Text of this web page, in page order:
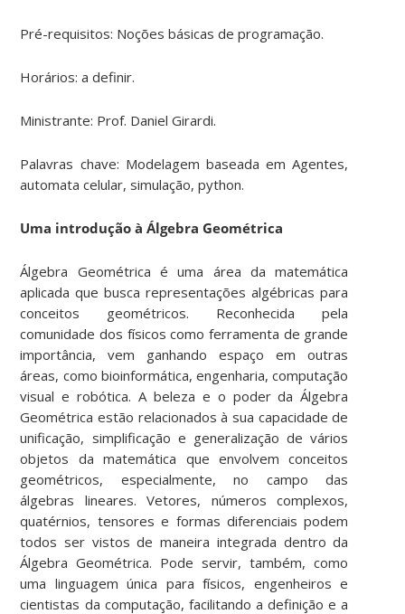
Pré-requisitos: Noções básicas de programação.
Horários: a definir.
Ministrante: Prof. Daniel Girardi.
Palavras chave: Modelagem baseada em Agentes,
automata celular, simulação, python.
Uma introdução à Álgebra Geométrica
Álgebra Geométrica é uma área da matemática
aplicada que busca representações algébricas para
conceitos geométricos. Reconhecida pela
comunidade dos físicos como ferramenta de grande
importância, vem ganhando espaço em outras
áreas, como bioinformática, engenharia, computação
visual e robótica. A beleza e o poder da Álgebra
Geométrica estão relacionados à sua capacidade de
unificação, simplificação e generalização de vários
objetos da matemática que envolvem conceitos
geométricos, especialmente, no campo das
álgebras lineares. Vetores, números complexos,
quatérnios, tensores e formas diferenciais podem
todos ser vistos de maneira integrada dentro da
Álgebra Geométrica. Pode servir, também, como
uma linguagem única para físicos, engenheiros e
cientistas da computação, facilitando a definição e a